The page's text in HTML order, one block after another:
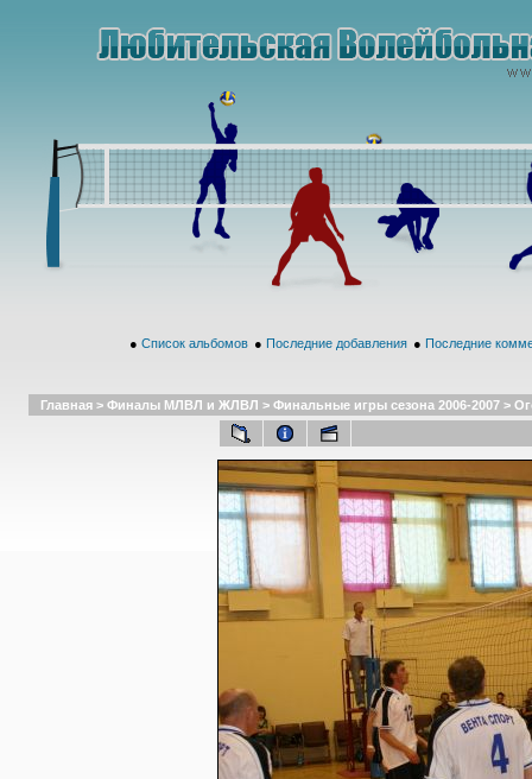
● Список альбомов ● Последние добавления ● Последние
Главная > Финалы МЛВЛ и ЖЛВЛ > Финальные игры сезона 2006-2007 >